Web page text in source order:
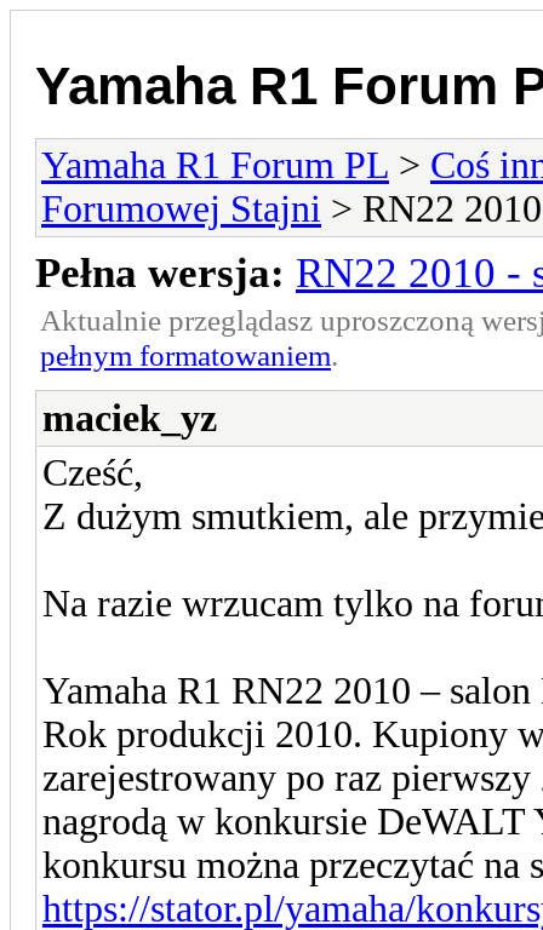
Yamaha R1 Forum
Yamaha R1 Forum PL > Coś
Forumowej Stajni > RN22
Pełna wersja: RN22 2010 -
Aktualnie przeglądasz uproszczoną
pełnym formatowaniem.
maciek_yz
Cześć,
Z dużym smutkiem, ale
Na razie wrzucam tylko na
Yamaha R1 RN22 2010 – salon
Rok produkcji 2010. Kupiony
zarejestrowany po raz
nagrodą w konkursie DeWALT
konkursu można przeczytać na
https://stator.pl/yamaha/